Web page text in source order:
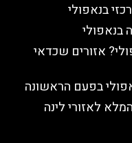
בנאפולי
בנאפולי
אזורים שכדאי
בפעם הראשונה
לאזורי לינה